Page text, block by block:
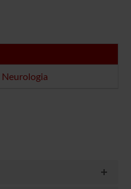
Neurologia